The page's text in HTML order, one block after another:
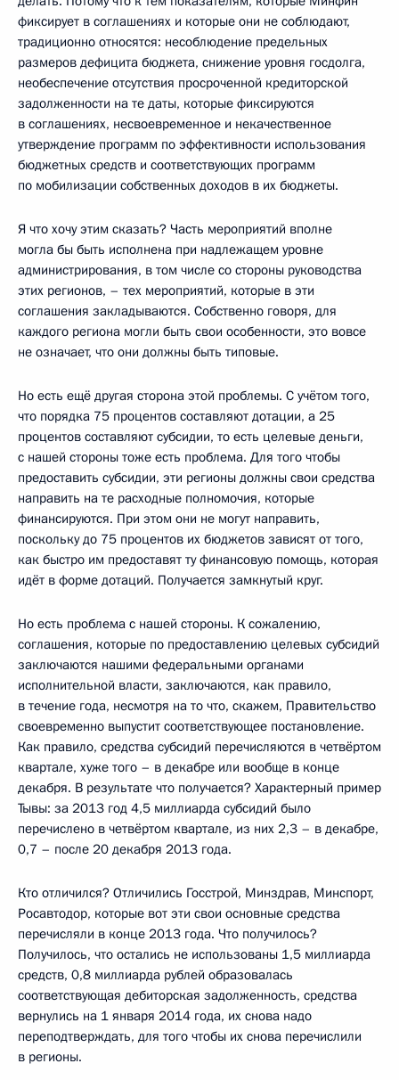
фиксирует в соглашениях и которые они не соблюдают,
традиционно относятся: несоблюдение предельных
размеров дефицита бюджета, снижение уровня госдолга,
необеспечение отсутствия просроченной кредиторской
задолженности на те даты, которые фиксируются
в соглашениях, несвоевременное и некачественное
утверждение программ по эффективности использования
бюджетных средств и соответствующих программ
по мобилизации собственных доходов в их бюджеты.
Я что хочу этим сказать? Часть мероприятий вполне
могла бы быть исполнена при надлежащем уровне
администрирования, в том числе со стороны руководства
этих регионов, – тех мероприятий, которые в эти
соглашения закладываются. Собственно говоря, для
каждого региона могли быть свои особенности, это вовсе
не означает, что они должны быть типовые.
Но есть ещё другая сторона этой проблемы. С учётом того,
что порядка 75 процентов составляют дотации, а 25
процентов составляют субсидии, то есть целевые деньги,
с нашей стороны тоже есть проблема. Для того чтобы
предоставить субсидии, эти регионы должны свои средства
направить на те расходные полномочия, которые
финансируются. При этом они не могут направить,
поскольку до 75 процентов их бюджетов зависят от того,
как быстро им предоставят ту финансовую помощь, которая
идёт в форме дотаций. Получается замкнутый круг.
Но есть проблема с нашей стороны. К сожалению,
соглашения, которые по предоставлению целевых субсидий
заключаются нашими федеральными органами
исполнительной власти, заключаются, как правило,
в течение года, несмотря на то что, скажем, Правительство
своевременно выпустит соответствующее постановление.
Как правило, средства субсидий перечисляются в четвёртом
квартале, хуже того – в декабре или вообще в конце
декабря. В результате что получается? Характерный пример
Тывы: за 2013 год 4,5 миллиарда субсидий было
перечислено в четвёртом квартале, из них 2,3 – в декабре,
0,7 – после 20 декабря 2013 года.
Кто отличился? Отличились Госстрой, Минздрав, Минспорт,
Росавтодор, которые вот эти свои основные средства
перечисляли в конце 2013 года. Что получилось?
Получилось, что остались не использованы 1,5 миллиарда
средств, 0,8 миллиарда рублей образовалась
соответствующая дебиторская задолженность, средства
вернулись на 1 января 2014 года, их снова надо
переподтверждать, для того чтобы их снова перечислили
в регионы.